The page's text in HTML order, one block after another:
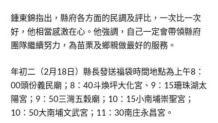
鍾東錦指出，縣府各方面的民調及評比，一次比一次
好，他相當感激在心。他強調，自己一定會帶領縣府
團隊繼續努力，為苗栗及鄉親做最好的服務。
年初二（2月18日）縣長發送福袋時間地點為上午8：
00頭份義民廟；8：40斗煥坪大化宮、9：15珊珠湖太
陽宮；9：50三灣五穀廟；10：15小南埔崇聖宮；
10：50大南埔文武宮；11：30南庄永昌宮。